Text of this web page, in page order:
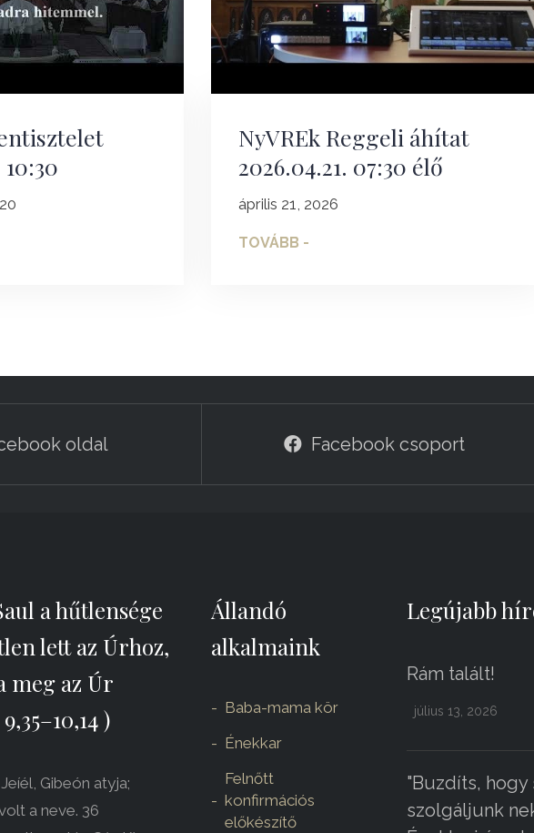
NyVREk Reggeli áhítat
2026.04.21. 07:30 élő
április 21, 2026
TOVÁBB -
oldal Facebook csoport
a hűtlensége
lett az Úrhoz,
meg az Úr
)
Gibeón atyja;
a neve. 36
Állandó
alkalmaink
Baba-mama kör
Énekkar
Felnőtt
konfirmációs
előkészítő
Legújabb
Rám talált!
július 13, 2026
"Buzdíts, hogy
szolgáljunk